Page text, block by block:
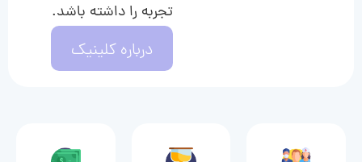
تجربه را داشته باشد.
درباره کلینیک